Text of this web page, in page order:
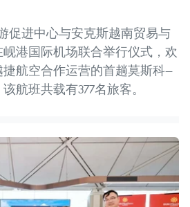
促进中心与安克斯越南贸易与
港国际机场联合举行仪式，欢
航空合作运营的首趟莫斯科—
航班共载有377名旅客。